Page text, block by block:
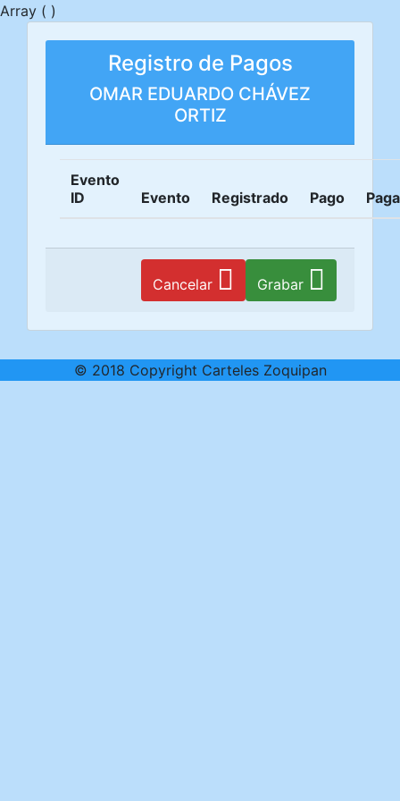
Array ( )
Registro de Pagos
OMAR EDUARDO CHÁVEZ
ORTIZ
Evento
ID
Evento Registrado Pago
Grabar
Cancelar
© 2018 Copyright Carteles Zoquipan